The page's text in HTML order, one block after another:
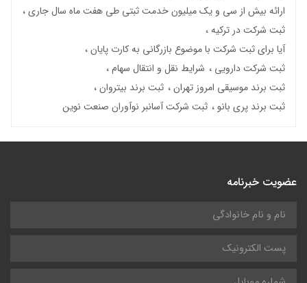
ارائه بیش از سی و یک میلیون خدمت ثبتی طی هفت ماه سال جاری
ثبت شرکت در ترکیه
آیا برای ثبت شرکت با موضوع بازرگانی به کارت پایان
ثبت شرکت دارویی
شرایط نقل و انتقال سهام
ثبت برند موسیقی امروز تهران
ثبت برند بیتروان
ثبت برند پری بانو
ثبت شرکت آسانبر نوآوران صنعت نوین
عضویت خبرنامه